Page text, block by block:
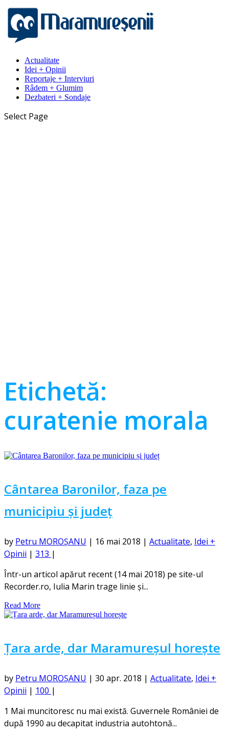
Actualitate
Idei + Opinii
Reportaje + Interviuri
Râdem + Glumim
Dezbateri + Sondaje
Select Page
Etichetă:
curatenie morala
Cântarea Baronilor, faza pe
municipiu și județ
by Petru MOROȘANU | 16 mai 2018 | Actualitate, Idei +
Opinii | 313 |
Într-un articol apărut recent (14 mai 2018) pe site-ul
Recorder.ro, Iulia Marin trage linie și...
Read More
Țara arde, dar Maramureșul horește
by Petru MOROȘANU | 30 apr. 2018 | Actualitate, Idei +
Opinii | 100 |
1 Mai muncitoresc nu mai există. Guvernele României de
după 1990 au decapitat industria autohtonă...